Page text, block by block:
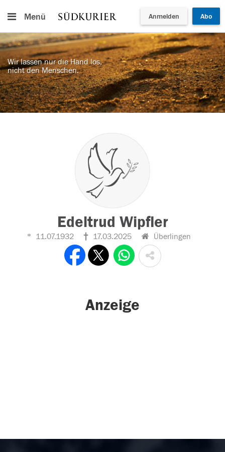
Menü Anmelden Abo
Wir lassen nur die Hand los,
nicht den Menschen.
Edeltrud Wipfler
11.07.1932 17.03.2025 Überlingen
Anzeige